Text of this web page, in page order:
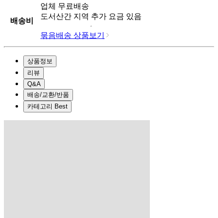
배송비
업체 무료배송
도서산간 지역 추가 요금 있음
묶음배송 상품보기
상품정보
리뷰
Q&A
배송/교환/반품
카테고리 Best